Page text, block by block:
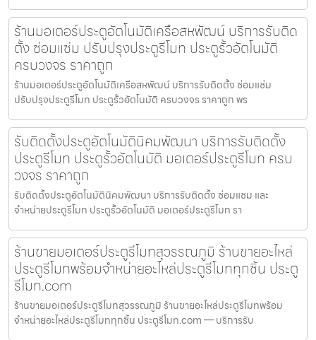
ร้านมอเตอร์ประตูอัตโนมัติเครือสหพัฒน์ บริการรับติด
ตั้ง ซ่อมแซ่ม ปรับปรุงประตูรีโมท ประตูรั้วอัตโนมัติ
ครบวงจร ราคาถูก
ร้านมอเตอร์ประตูอัตโนมัติเครือสหพัฒน์ บริการรับติดตั้ง ซ่อมแซ่ม
ปรับปรุงประตูรีโมท ประตูรั้วอัตโนมัติ ครบวงจร ราคาถูก พร
รับติดตั้งประตูอัตโนมัตินิคมพัฒนา บริการรับติดตั้ง
ประตูรีโมท ประตูรั้วอัตโนมัติ มอเตอร์ประตูรีโมท ครบ
วงจร ราคาถูก
รับติดตั้งประตูอัตโนมัตินิคมพัฒนา บริการรับติดตั้ง ซ่อมแซม และ
จำหน่ายประตูรีโมท ประตูรั้วอัตโนมัติ มอเตอร์ประตูรีโมท รา
ร้านขายมอเตอร์ประตูรีโมทสุวรรณภูมิ ร้านขายอะไหล่
ประตูรีโมทพร้อมจำหน่ายอะไหล่ประตูรีโมททุกชิ้น ประตู
รีโมท.com
ร้านขายมอเตอร์ประตูรีโมทสุวรรณภูมิ ร้านขายอะไหล่ประตูรีโมทพร้อม
จำหน่ายอะไหล่ประตูรีโมททุกชิ้น ประตูรีโมท.com — บริการรับ